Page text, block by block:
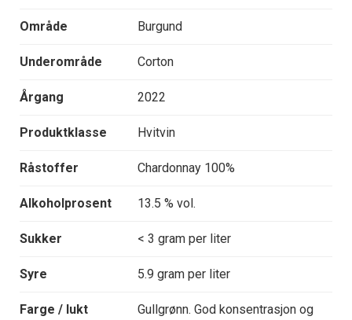
Område Burgund
Underområde Corton
Årgang 2022
Produktklasse Hvitvin
Råstoffer Chardonnay 100%
Alkoholprosent 13.5 % vol.
Sukker < 3 gram per liter
Syre 5.9 gram per liter
Farge / lukt
Gullgrønn. God konsentrasjon og